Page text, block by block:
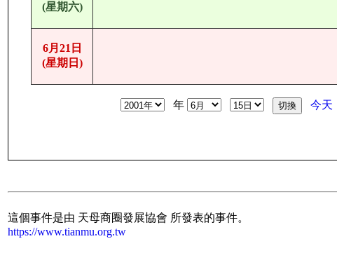
(星期六)
6月21日
(星期日)
年 今天
這個事件是由 天母商圈發展協會 所發表的事件。
https://www.tianmu.org.tw